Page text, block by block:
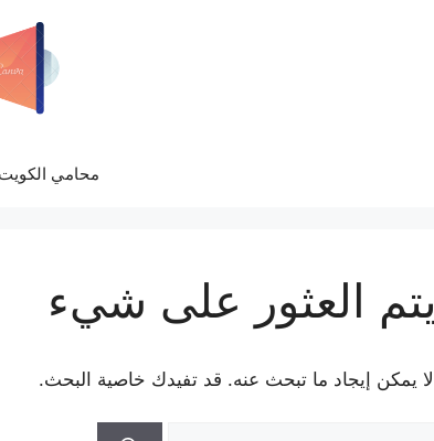
محامي
العثور على شيء
لا يمكن إيجاد ما تبحث عنه. قد تفيدك خاصية البحث.